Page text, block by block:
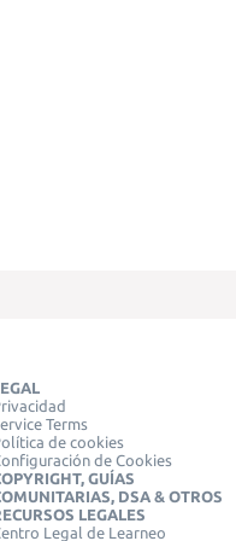
Terms
de cookies
de Cookies
GUÍAS
DSA & OTROS
LEGALES
Legal de Learneo